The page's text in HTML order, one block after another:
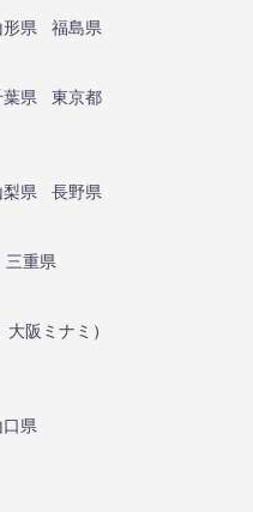
形県
福島県
葉県
東京都
梨県
長野県
三重県
大阪ミナミ ）
口県